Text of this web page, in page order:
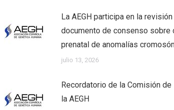
La AEGH participa en la revisión
documento de consenso sobre
prenatal de anomalías
julio 13, 2026
Recordatorio de la Comisión de
la AEGH